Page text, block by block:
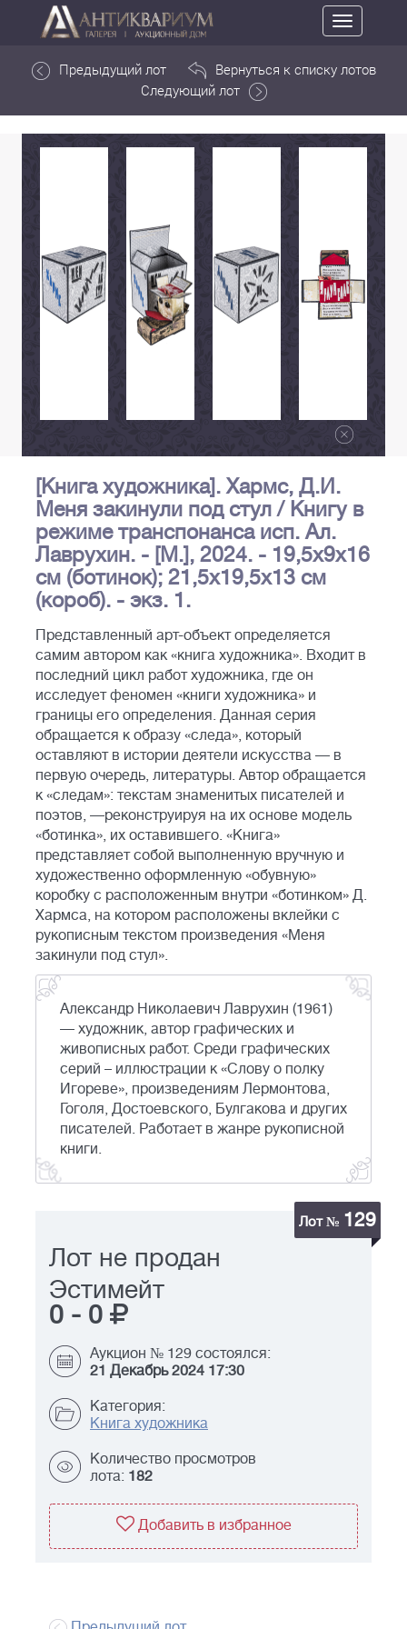
Toggle
navigation
Предыдущий лот
Вернуться к списку лотов
Следующий лот
[Книга художника]. Хармс, Д.И.
Меня закинули под стул / Книгу в
режиме транспонанса исп. Ал.
Лаврухин. - [М.], 2024. - 19,5х9х16
см (ботинок); 21,5х19,5х13 см
(короб). - экз. 1.
Представленный арт-объект определяется
самим автором как «книга художника». Входит в
последний цикл работ художника, где он
исследует феномен «книги художника» и
границы его определения. Данная серия
обращается к образу «следа», который
оставляют в истории деятели искусства — в
первую очередь, литературы. Автор обращается
к «следам»: текстам знаменитых писателей и
поэтов, —реконструируя на их основе модель
«ботинка», их оставившего. «Книга»
представляет собой выполненную вручную и
художественно оформленную «обувную»
коробку с расположенным внутри «ботинком» Д.
Хармса, на котором расположены вклейки с
рукописным текстом произведения «Меня
закинули под стул».
Александр Николаевич Лаврухин (1961)
— художник, автор графических и
живописных работ. Среди графических
серий – иллюстрации к «Слову о полку
Игореве», произведениям Лермонтова,
Гоголя, Достоевского, Булгакова и других
писателей. Работает в жанре рукописной
книги.
Лот № 129
Лот не продан
Эстимейт
0 - 0
Аукцион № 129 состоялся:
21 Декабрь 2024 17:30
Категория:
Книга художника
Количество просмотров
лота: 182
Добавить в избранное